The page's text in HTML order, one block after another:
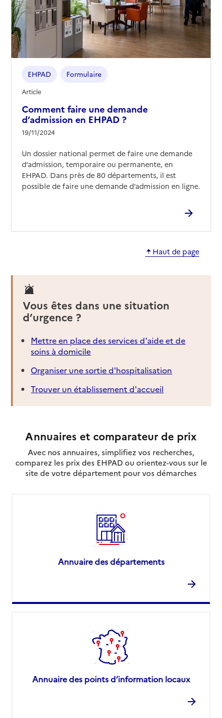
Comment faire une demande
d’admission en EHPAD ?
19/11/2024
EHPAD Formulaire
Article
Un dossier national permet de faire une demande
d’admission, temporaire ou permanente, en
EHPAD. Dans près de 80 départements, il est
possible de faire une demande d’admission en ligne.
Haut de page
Vous êtes dans une situation
d’urgence ?
Mettre en place des services d'aide et de
soins à domicile
Organiser une sortie d'hospitalisation
Trouver un établissement d'accueil
Annuaires et comparateur de prix
Avec nos annuaires, simplifiez vos recherches,
comparez les prix des EHPAD ou orientez-vous sur le
site de votre département pour vos démarches
Annuaire des départements
Annuaire des points d’information locaux